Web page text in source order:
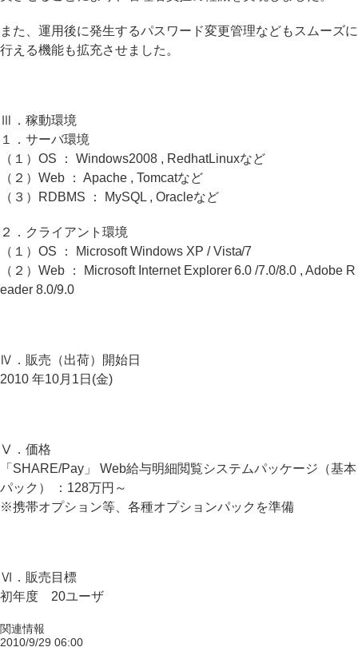
また、運用後に発生するパスワード変更管理などもスムーズに
行える機能も拡充させました。
Ⅲ．稼動環境
１．サーバ環境
（１）OS ： Windows2008 , RedhatLinuxなど
（２）Web ： Apache , Tomcatなど
（３）RDBMS ： MySQL , Oracleなど
２．クライアント環境
（１）OS ： Microsoft Windows XP / Vista/7
（２）Web ： Microsoft Internet Explorer 6.0 /7.0/8.0 , Adobe R
eader 8.0/9.0
Ⅳ．販売（出荷）開始日
2010 年10月1日(金)
Ⅴ．価格
「SHARE/Pay」 Web給与明細閲覧システムパッケージ（基本
パック） ：128万円～
※携帯オプション等、各種オプションパックを準備
Ⅵ．販売目標
初年度 20ユーザ
関連情報
2010/9/29 06:00